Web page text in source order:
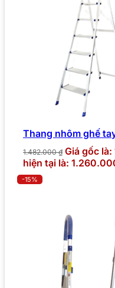
Thang nhôm ghế
1.482.000₫ Giá gốc
hiện tại là:
-15%